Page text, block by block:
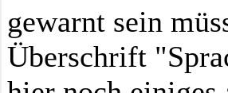
gewarnt sein
Überschrift